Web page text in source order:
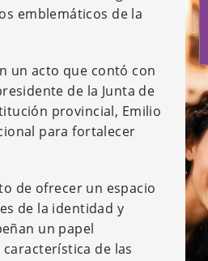
emblemáticos de la
un acto que contó con
de la Junta de
provincial, Emilio
para fortalecer
de ofrecer un espacio
de la identidad y
un papel
de las